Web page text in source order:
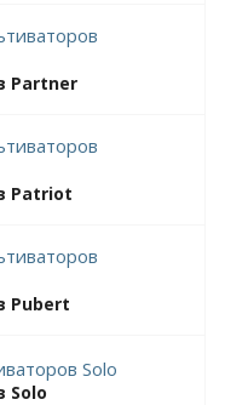
Partner
Patriot
Pubert
Solo